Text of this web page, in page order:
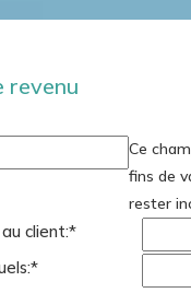
revenu
Ce
fins de
rester
client:*
*